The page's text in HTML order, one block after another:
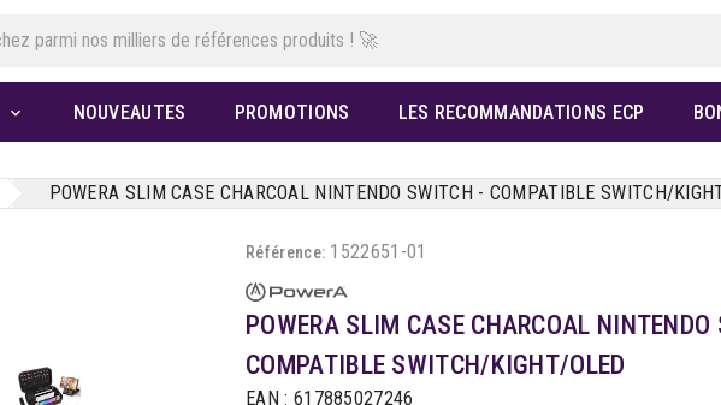
 NOUVEAUTES PROMOTIONS LES RECOMMANDATIONS ECP
POWERA SLIM CASE CHARCOAL NINTENDO SWITCH - COMPATIBLE SWITCH/
Référence: 1522651-01
POWERA SLIM CASE CHARCOAL
COMPATIBLE SWITCH/KIGHT/OLED
EAN : 617885027246